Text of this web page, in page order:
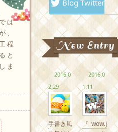
は
、
程
と
ま
つづきを読む
Blog Twitter
New Entry
2016.0
2.29
手書き風
2016.0
1.11
『wow.j